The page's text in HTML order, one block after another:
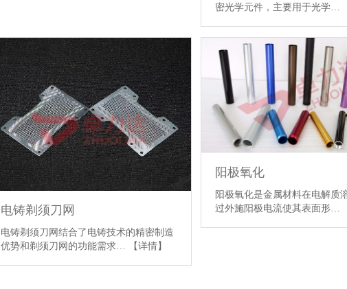
密光学元件，主要用于光学…
电铸剃须刀网
电铸剃须刀网结合了电铸技术的精密制造
优势和剃须刀网的功能需求…
【详情】
阳极氧化
阳极氧化是金属材料在电解质
过外施阳极电流使其表面形…